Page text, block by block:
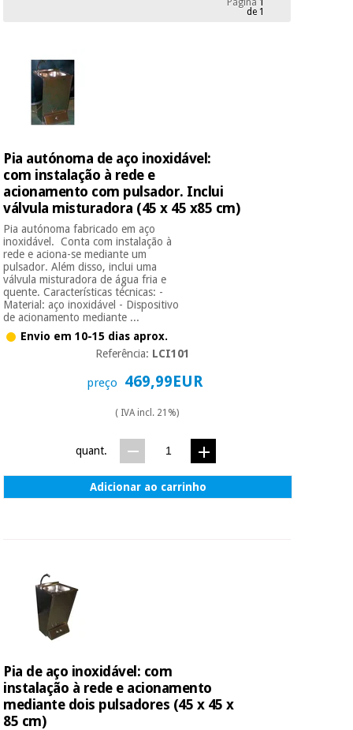
Ofertas
Fisaude
Tech
Fisaude
Aluguer
chinesa
Mobiliário
clínico
Gabinetes
terapêuticos
Material de
essencial
para
coronavirus
Aerobic,
fitness
e
pilates
cirúrgico
(liquidação)
Novidades
Outlet
Fisaude
Tech
Academy
sanitário
Medicina
tradicional
Mobiliário
clínico
Gabinetes
terapêuticos
Material de
proteção
Vestuário
sanitário
Ortopedia
Página 1
de 1
Pia autónoma de aço inoxidável:
com instalação à rede e
acionamento com pulsador. Inclui
válvula misturadora (45 x 45 x85 cm)
Pia autónoma fabricado em aço
inoxidável. Conta com instalação à
rede e aciona-se mediante um
pulsador. Além disso, inclui uma
válvula misturadora de água fria e
quente. Características técnicas: -
Material: aço inoxidável - Dispositivo
de acionamento mediante ...
Envio em 10-15 dias aprox.
Referência: LCI101
preço 469,99EUR
( IVA incl. 21%)
quant.
Adicionar ao carrinho
Pia de aço inoxidável: com
instalação à rede e acionamento
mediante dois pulsadores (45 x 45 x
85 cm)